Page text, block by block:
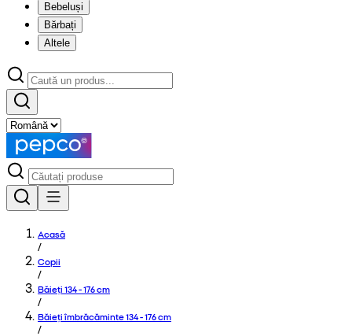
Bebeluși
Bărbați
Altele
Acasă
/
Copii
/
Băieți 134 - 176 cm
/
Băieți îmbrăcăminte 134 - 176 cm
/